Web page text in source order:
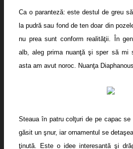
Ca o paranteză: este destul de greu
la pudră sau fond de ten doar din
nu prea sunt conform realităţii. În
alb, aleg prima nuanţă şi sper să mi
asta am avut noroc. Nuanţa
Steaua în patru colţuri de pe capac
găsit un şnur, iar ornamentul se
ţinută. Este o idee interesantă şi